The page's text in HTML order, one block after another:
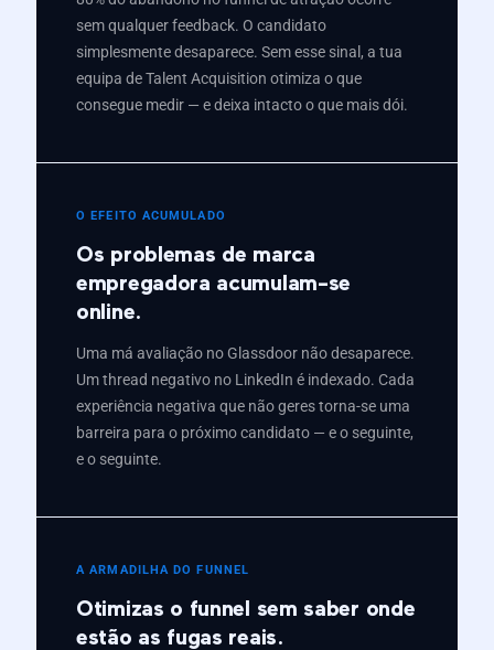
sem qualquer feedback. O candidato
simplesmente desaparece. Sem esse sinal, a tua
equipa de Talent Acquisition otimiza o que
consegue medir — e deixa intacto o que mais dói.
O EFEITO ACUMULADO
Os problemas de marca
empregadora acumulam-se
online.
Uma má avaliação no Glassdoor não desaparece.
Um thread negativo no LinkedIn é indexado. Cada
experiência negativa que não geres torna-se uma
barreira para o próximo candidato — e o seguinte,
e o seguinte.
A ARMADILHA DO FUNNEL
Otimizas o funnel sem saber onde
estão as fugas reais.